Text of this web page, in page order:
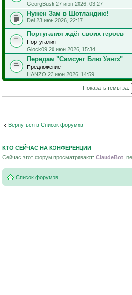
GeorgBush 27 июн 2026, 03:27
Нужен Зам в Шотландию!
Del 23 июн 2026, 22:17
Португалия ждёт своих героев
Португалия
Glock09 20 июн 2026, 15:34
Передам "Самсунг Блю Уингз"
Предложение
HANZO 23 июн 2026, 14:59
Показать темы за:
Вернуться в Список форумов
КТО СЕЙЧАС НА КОНФЕРЕНЦИИ
Сейчас этот форум просматривают: ClaudeBot ,
Список форумов